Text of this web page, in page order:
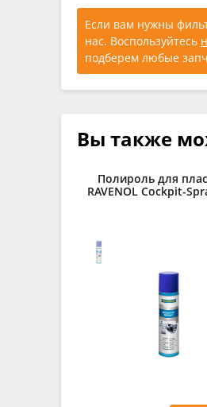
Если вам нужны
нас. Воспользуйтесь
подберем любые
Вы также
Полироль для
RAVENOL Cockpit-